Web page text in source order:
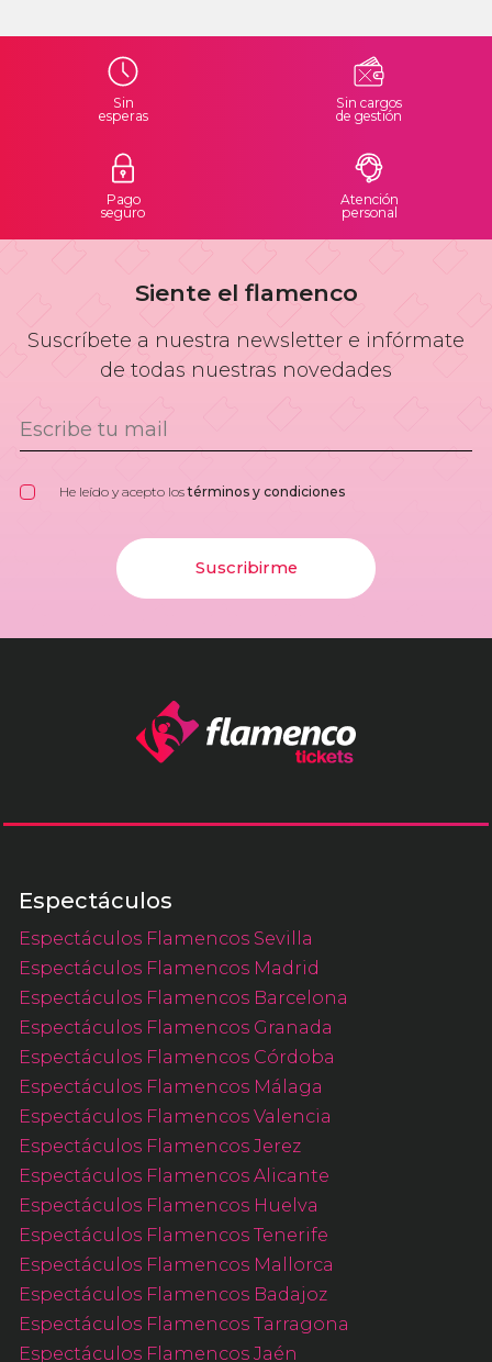
Sin
esperas
Sin cargos
de gestión
Pago
seguro
Atención
personal
Siente el flamenco
Suscríbete a nuestra newsletter e infórmate
de todas nuestras novedades
He leído y acepto lostérminos y condiciones
Suscribirme
Espectáculos
Espectáculos Flamencos Sevilla
Espectáculos Flamencos Madrid
Espectáculos Flamencos Barcelona
Espectáculos Flamencos Granada
Espectáculos Flamencos Córdoba
Espectáculos Flamencos Málaga
Espectáculos Flamencos Valencia
Espectáculos Flamencos Jerez
Espectáculos Flamencos Alicante
Espectáculos Flamencos Huelva
Espectáculos Flamencos Tenerife
Espectáculos Flamencos Mallorca
Espectáculos Flamencos Badajoz
Espectáculos Flamencos Tarragona
Espectáculos Flamencos Jaén